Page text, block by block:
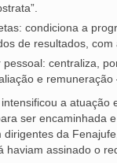
condiciona a
de resultados,
centraliza,
e
a
ser encaminhada
da
haviam assinado o